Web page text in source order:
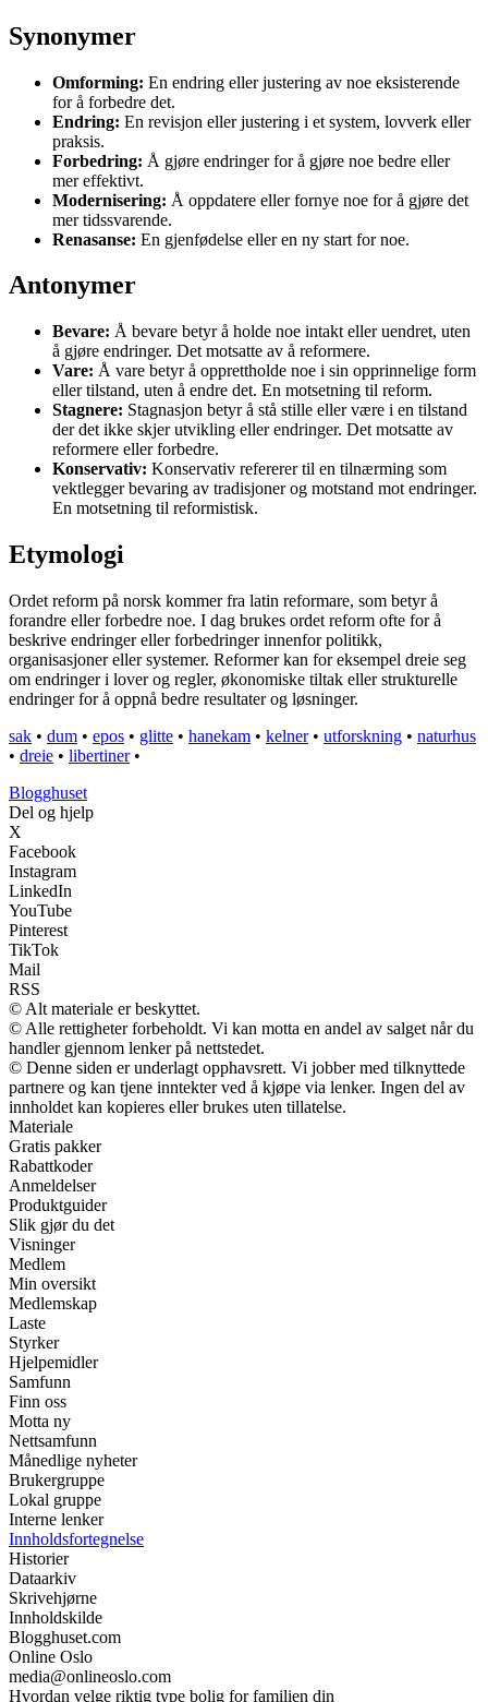
Synonymer
Omforming: En endring eller justering av noe eksisterende
for å forbedre det.
Endring: En revisjon eller justering i et system, lovverk eller
praksis.
Forbedring: Å gjøre endringer for å gjøre noe bedre eller
mer effektivt.
Modernisering: Å oppdatere eller fornye noe for å gjøre det
mer tidssvarende.
Renasanse: En gjenfødelse eller en ny start for noe.
Antonymer
Bevare: Å bevare betyr å holde noe intakt eller uendret, uten
å gjøre endringer. Det motsatte av å reformere.
Vare: Å vare betyr å opprettholde noe i sin opprinnelige form
eller tilstand, uten å endre det. En motsetning til reform.
Stagnere: Stagnasjon betyr å stå stille eller være i en tilstand
der det ikke skjer utvikling eller endringer. Det motsatte av
reformere eller forbedre.
Konservativ: Konservativ refererer til en tilnærming som
vektlegger bevaring av tradisjoner og motstand mot endringer.
En motsetning til reformistisk.
Etymologi
Ordet reform på norsk kommer fra latin reformare, som betyr å
forandre eller forbedre noe. I dag brukes ordet reform ofte for å
beskrive endringer eller forbedringer innenfor politikk,
organisasjoner eller systemer. Reformer kan for eksempel dreie seg
om endringer i lover og regler, økonomiske tiltak eller strukturelle
endringer for å oppnå bedre resultater og løsninger.
sak • dum • epos • glitte • hanekam • kelner• utforskning • naturhus
• dreie • libertiner•
Blogghuset
Del og hjelp
X
Facebook
Instagram
LinkedIn
YouTube
Pinterest
TikTok
Mail
RSS
© Alt materiale er beskyttet.
© Alle rettigheter forbeholdt. Vi kan motta en andel av salget når du
handler gjennom lenker på nettstedet.
© Denne siden er underlagt opphavsrett. Vi jobber med tilknyttede
partnere og kan tjene inntekter ved å kjøpe via lenker. Ingen del av
innholdet kan kopieres eller brukes uten tillatelse.
Materiale
Gratis pakker
Rabattkoder
Anmeldelser
Produktguider
Slik gjør du det
Visninger
Medlem
Min oversikt
Medlemskap
Laste
Styrker
Hjelpemidler
Samfunn
Finn oss
Motta ny
Nettsamfunn
Månedlige nyheter
Brukergruppe
Lokal gruppe
Interne lenker
Innholdsfortegnelse
Historier
Dataarkiv
Skrivehjørne
Innholdskilde
Blogghuset.com
Online Oslo
media@onlineoslo.com
Hvordan velge riktig type bolig for familien din